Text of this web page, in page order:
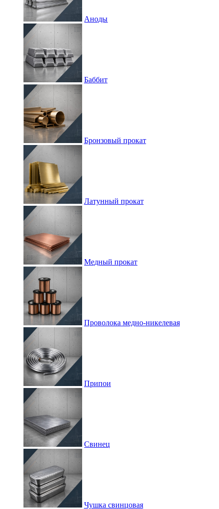
Аноды
Баббит
Бронзовый прокат
Латунный прокат
Медный прокат
Проволока медно-никелевая
Припои
Свинец
Чушка свинцовая